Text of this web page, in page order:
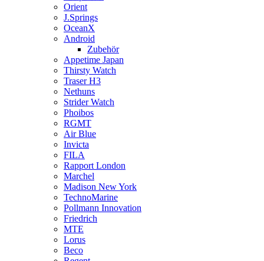
Orient
J.Springs
OceanX
Android
Zubehör
Appetime Japan
Thirsty Watch
Traser H3
Nethuns
Strider Watch
Phoibos
RGMT
Air Blue
Invicta
FILA
Rapport London
Marchel
Madison New York
TechnoMarine
Pollmann Innovation
Friedrich
MTE
Lorus
Beco